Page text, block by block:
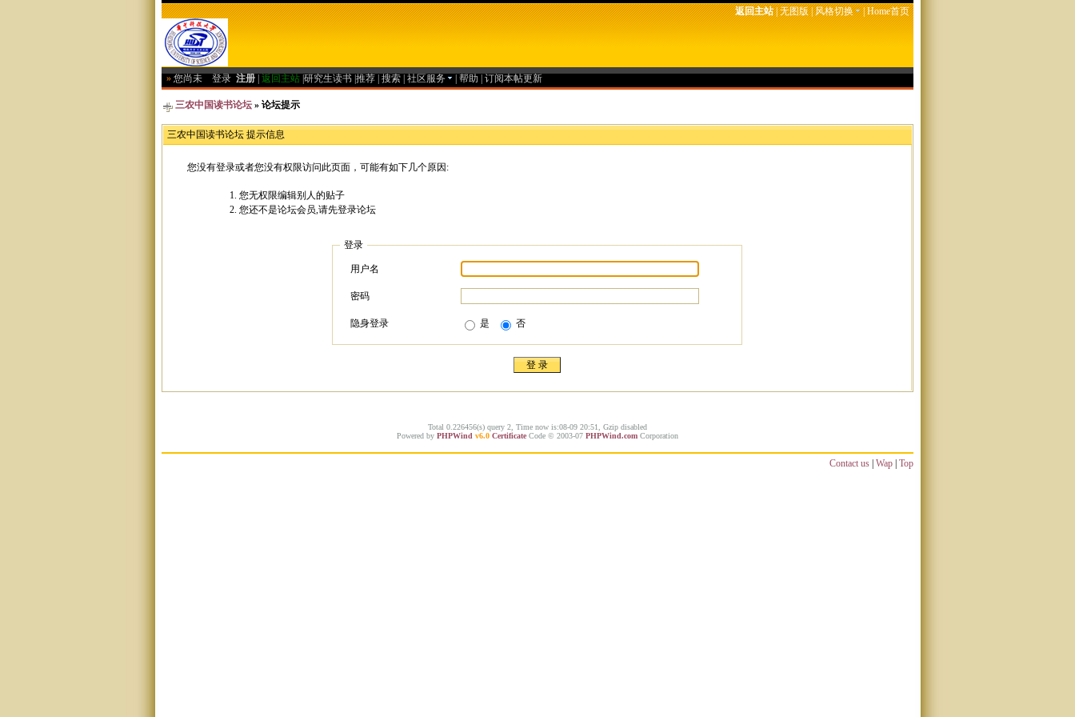
返回主站|无图版|风格切换 |Home首页
» 您尚未 登录 注册 返回主站 研究生读书 推荐 搜索 社区服务 帮助 订阅本帖更新
三农中国读书论坛 » 论坛提示
三农中国读书论坛 提示信息
您没有登录或者您没有权限访问此页面，可能有如下几个原因:
您无权限编辑别人的贴子
您还不是论坛会员,请先登录论坛
登录
用户名
密码
隐身登录 是 否
Total 0.226456(s) query 2, Time now is:08-09 20:51, Gzip disabled
Powered by PHPWind v6.0 Certificate Code © 2003-07 PHPWind.com Corporation
Contact us | Wap | Top